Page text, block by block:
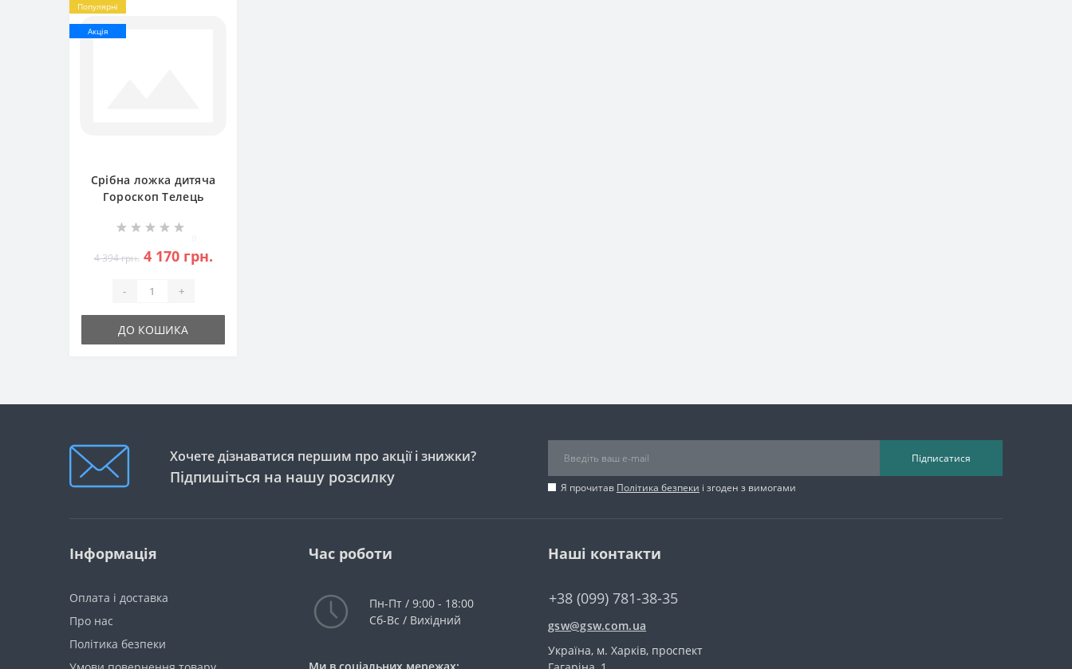
Популярні
Акція
Срібна ложка дитяча
Гороскоп Телець
4 394 грн. 4 170 грн.
- +
ДО КОШИКА
Хочете дізнаватися першим про акції і знижки?
Підпишіться на нашу розсилку
Підписатися
Я прочитав Політика безпеки і згоден з вимогами
Інформація
Оплата і доставка
Про нас
Політика безпеки
Час роботи
Пн-Пт / 9:00 - 18:00
Сб-Вс / Вихідний
Наші контакти
+38 (099) 781-38-35
gsw@gsw.com.ua
Україна, м. Харків, проспект